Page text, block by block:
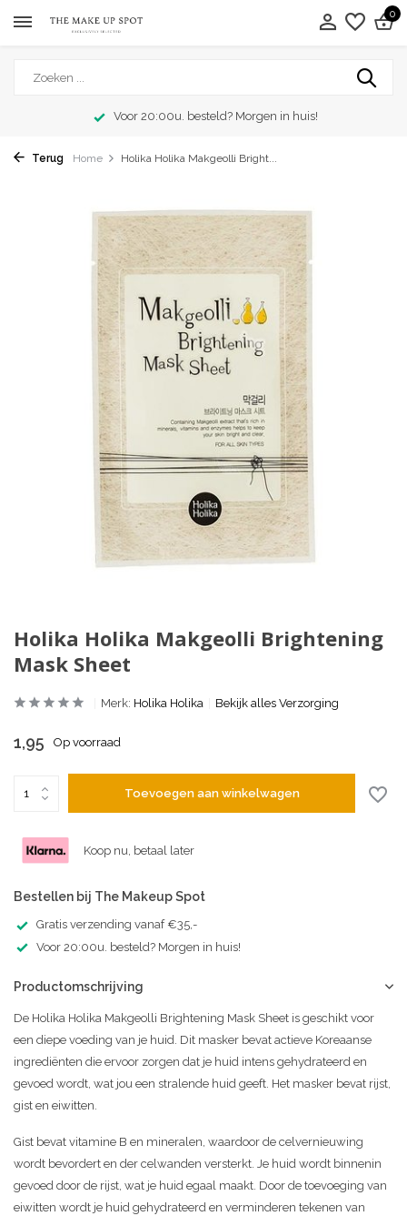
0
Voor 20:00u. besteld? Morgen in huis!
Terug Home Holika Holika Makgeolli Bright...
Holika Holika Makgeolli Brightening
Mask Sheet
Merk: Holika Holika Bekijk alles Verzorging
1,95 Op voorraad
Toevoegen aan winkelwagen
Koop nu, betaal later
Bestellen bij The Makeup Spot
Gratis verzending vanaf €35,-
Voor 20:00u. besteld? Morgen in huis!
Productomschrijving
De Holika Holika Makgeolli Brightening Mask Sheet is geschikt voor
een diepe voeding van je huid. Dit masker bevat actieve Koreaanse
ingrediënten die ervoor zorgen dat je huid intens gehydrateerd en
gevoed wordt, wat jou een stralende huid geeft. Het masker bevat rijst,
gist en eiwitten.
Gist bevat vitamine B en mineralen, waardoor de celvernieuwing
wordt bevordert en der celwanden versterkt. Je huid wordt binnenin
gevoed door de rijst, wat je huid egaal maakt. Door de toevoeging van
eiwitten wordt je huid gehydrateerd en verminderen tekenen van